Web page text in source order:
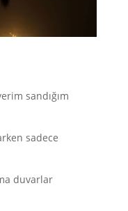
sandığım
sadece
duvarlar